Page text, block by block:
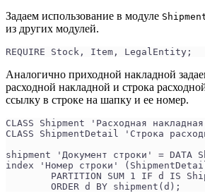
Задаем использование в модуле
из других модулей.
REQUIRE Stock, Item, LegalEntity;
Аналогично приходной накладной
расходной накладной и строка
ссылку в строке на шапку и ее номер.
CLASS Shipment 'Расходная
CLASS ShipmentDetail 'Строка
shipment 'Документ строки' = DATA
index 'Номер строки'
PARTITION SUM 1 IF d IS
        ORDER d BY shipment(d);